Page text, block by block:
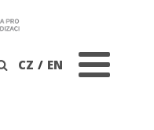
Vyhledávání
CZ / EN